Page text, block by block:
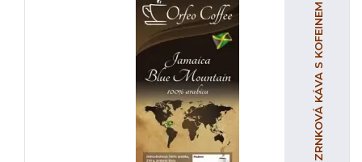
ZRNKOVÁ KÁVA S KOFEINEM